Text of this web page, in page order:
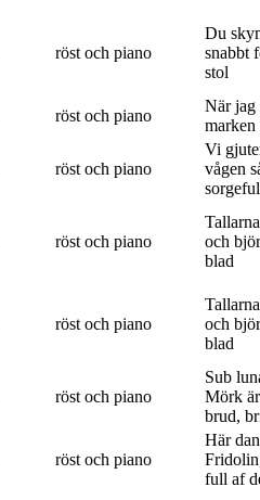
röst och piano
Du
snabbt
stol
röst och piano
När jag
marken
röst och piano
Vi
vågen
röst och piano
och
blad
röst och piano
och
blad
röst och piano
Sub
Mörk
brud,
röst och piano
Här
full af